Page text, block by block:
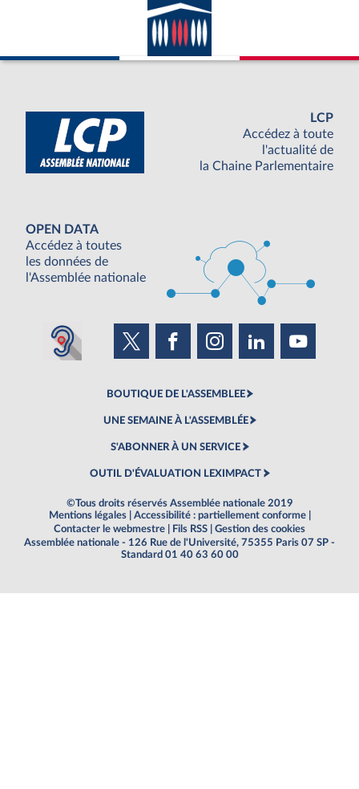
LCP
Accédez à toute
l'actualité de
la Chaine Parlementaire
OPEN DATA
Accédez à toutes
les données de
l'Assemblée nationale
BOUTIQUE DE L'ASSEMBLEE
UNE SEMAINE À L'ASSEMBLÉE
S'ABONNER À UN SERVICE
OUTIL D'ÉVALUATION LEXIMPACT
©Tous droits réservés Assemblée nationale 2019
Mentions légales
Accessibilité : partiellement conforme
Contacter le webmestre
Fils RSS
Gestion des cookies
Assemblée nationale - 126 Rue de l'Université, 75355 Paris 07 SP -
Standard 01 40 63 60 00